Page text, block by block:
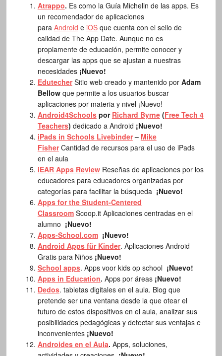
Atrappo. Es como la Guía Michelin de las apps. Es
un recomendador de aplicaciones
para Android e iOSque cuenta con el sello de
calidad de The App Date. Aunque no es
propiamente de educación, permite conocer y
descargar las apps que se ajustan a nuestras
necesidades ¡Nuevo!
EdutecherSitio web creado y mantenido por Adam
Bellowque permite a los usuarios buscar
aplicaciones por materia y nivel ¡Nuevo!
Android4Schoolspor Richard Byrne(Free Tech 4
Teachers) dedicado a Android ¡Nuevo!
iPads in Schools Livebinder– Mike
FisherCantidad de recursos para el uso de iPads
en el aula
iEAR Apps ReviewReseñas de aplicaciones por los
educadores para educadores organizadas por
categorías para facilitar la búsqueda ¡Nuevo!
Apps for the Student-Centered
Classroom Scoop.it Aplicaciones centradas en el
alumno ¡Nuevo!
Apps-School.com ¡Nuevo!
Android Apps für Kinder. Aplicaciones Android
Gratis para Niños ¡Nuevo!
School apps. Apps voor kids op school ¡Nuevo!
Apps in Education. Apps por áreas ¡Nuevo!
Dedos. tabletas digitales en el aula. Blog que
pretende ser una ventana desde la que otear el
futuro de estos dispositivos en el aula, analizar sus
posibilidades pedagógicas y detectar sus ventajas e
inconvenientes ¡Nuevo!
Androides en el Aula. Apps, soluciones,